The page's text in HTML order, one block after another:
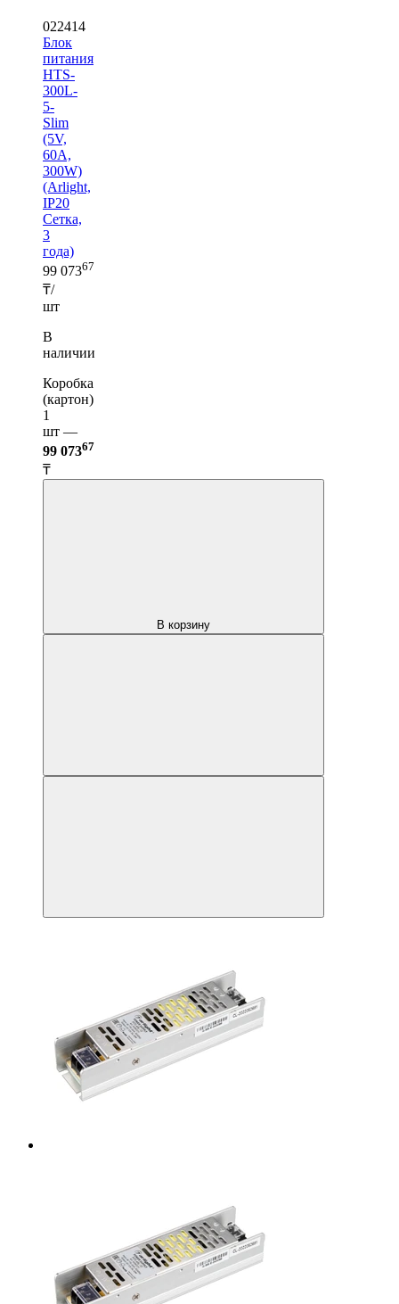
022414
Блок
питания
HTS-
300L-
5-
Slim
(5V,
60A,
300W)
(Arlight,
IP20
Сетка,
3
года)
99 07367
₸/
шт
В
наличии
Коробка
(картон)
1
шт —
99 07367
₸
В корзину